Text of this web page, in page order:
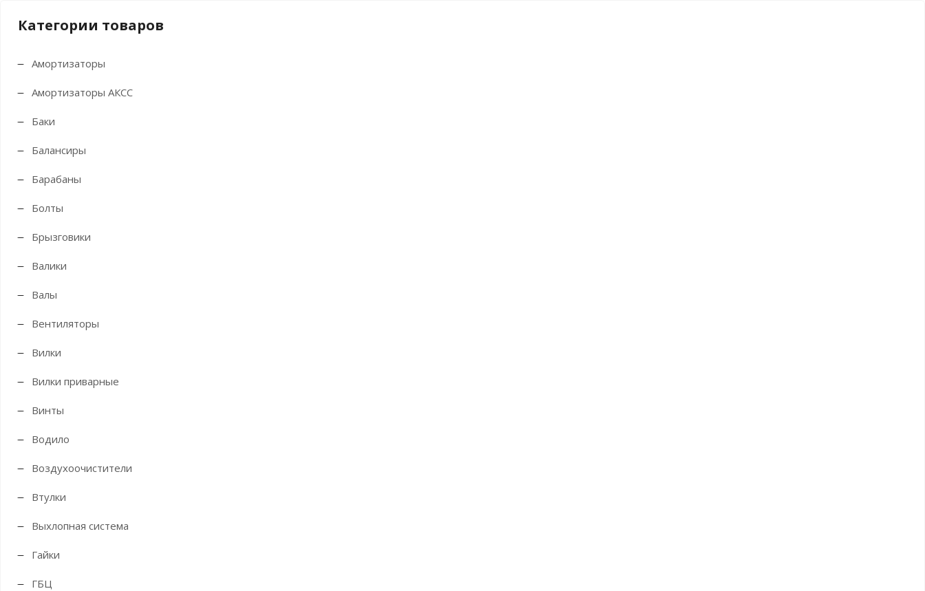
Категории товаров
Амортизаторы
Амортизаторы АКСС
Баки
Балансиры
Барабаны
Болты
Брызговики
Валики
Валы
Вентиляторы
Вилки
Вилки приварные
Винты
Водило
Воздухоочистители
Втулки
Выхлопная система
Гайки
ГБЦ